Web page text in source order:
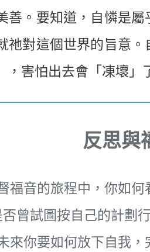
善。要知道，自憐是
祂對這個世界的旨意
，害怕出去會「凍壞」
反思與
福音的旅程中，你如
曾試圖按自己的計劃
來你要如何放下自我，